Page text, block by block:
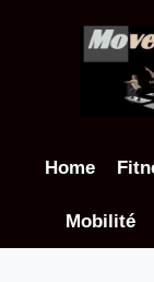
Home
Mobilité